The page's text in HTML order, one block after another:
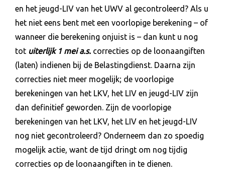
en het jeugd-LIV van het UWV al gecontroleerd? Als u
het niet eens bent met een voorlopige berekening – of
wanneer die berekening onjuist is – dan kunt u nog
tot uiterlijk 1 mei a.s. correcties op de loonaangiften
(laten) indienen bij de Belastingdienst. Daarna zijn
correcties niet meer mogelijk; de voorlopige
berekeningen van het LKV, het LIV en jeugd-LIV zijn
dan definitief geworden. Zijn de voorlopige
berekeningen van het LKV, het LIV en het jeugd-LIV
nog niet gecontroleerd? Onderneem dan zo spoedig
mogelijk actie, want de tijd dringt om nog tijdig
correcties op de loonaangiften in te dienen.